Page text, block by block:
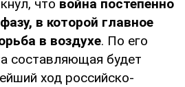
что война постепенно
в которой главное
в воздухе. По его
составляющая будет
ход российско-